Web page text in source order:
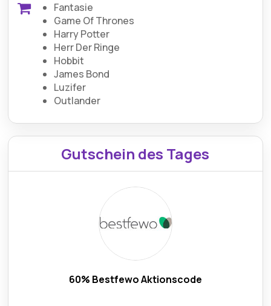
Fantasie
Game Of Thrones
Harry Potter
Herr Der Ringe
Hobbit
James Bond
Luzifer
Outlander
Gutschein des Tages
60% Bestfewo Aktionscode